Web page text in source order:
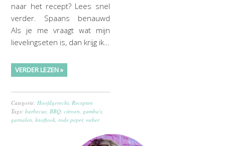
naar het recept? Lees snel
verder. Spaans benauwd
Als je me vraagt wat mijn
lievelingseten is, dan krijg ik…
VERDER LEZEN »
Categorie: Hoofdgerecht Recepten
Tags:barbecue BBQ ,citroen gamba's
garnalen ,knoflook rode peper,weber